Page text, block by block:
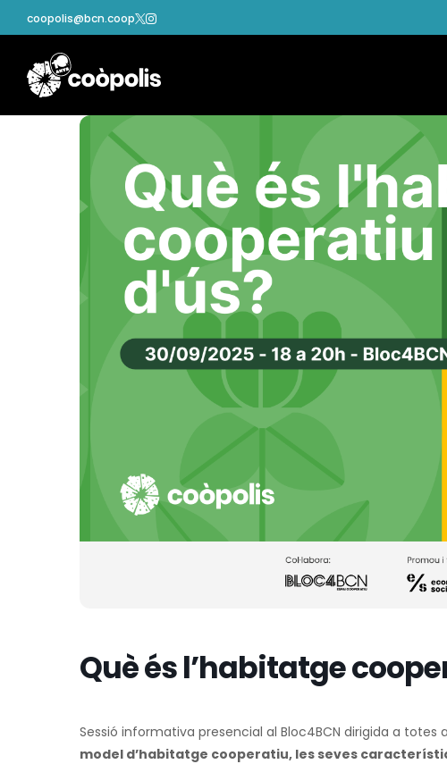
coopolis@bcn.coop
Què és l’habitatge
Sessió informativa presencial al Bloc4BCN dirigida a totes
model d’habitatge cooperatiu, les seves